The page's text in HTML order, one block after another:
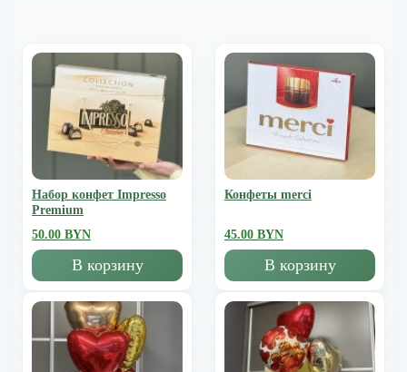
Набор конфет Impresso
Premium
50.00 BYN
В корзину
Конфеты merci
45.00 BYN
В корзину